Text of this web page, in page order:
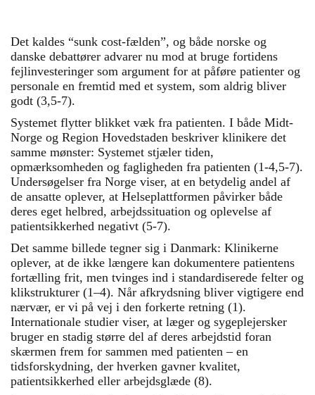
Det kaldes “sunk cost-fælden”, og både norske og
danske debattører advarer nu mod at bruge fortidens
fejlinvesteringer som argument for at påføre patienter og
personale en fremtid med et system, som aldrig bliver
godt (3,5-7).
Systemet flytter blikket væk fra patienten. I både Midt-
Norge og Region Hovedstaden beskriver klinikere det
samme mønster: Systemet stjæler tiden,
opmærksomheden og fagligheden fra patienten (1-4,5-7).
Undersøgelser fra Norge viser, at en betydelig andel af
de ansatte oplever, at Helseplattformen påvirker både
deres eget helbred, arbejdssituation og oplevelse af
patientsikkerhed negativt (5-7).
Det samme billede tegner sig i Danmark: Klinikerne
oplever, at de ikke længere kan dokumentere patientens
fortælling frit, men tvinges ind i standardiserede felter og
klikstrukturer (1–4). Når afkrydsning bliver vigtigere end
nærvær, er vi på vej i den forkerte retning (1).
Internationale studier viser, at læger og sygeplejersker
bruger en stadig større del af deres arbejdstid foran
skærmen frem for sammen med patienten – en
tidsforskydning, der hverken gavner kvalitet,
patientsikkerhed eller arbejdsglæde (8).